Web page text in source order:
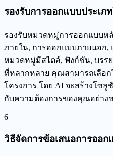
รองรับการออกแบบประเภ
รองรับหมวดหมู่การออกแบบห
ภายใน, การออกแบบภายนอก,
หมวดหมู่มีสไตล์, ฟังก์ชัน, บรร
ที่หลากหลาย คุณสามารถเลือ
โครงการ โดย AI จะสร้างโซ
กับความต้องการของคุณอย่าง
6
วิธีจัดการข้อเสนอการออก